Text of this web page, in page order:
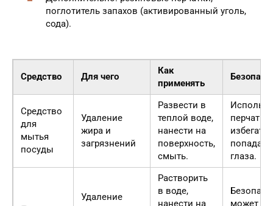
поглотитель запахов (активированный уголь,
сода).
Средство Для чего
Как
применять
Средство
для
мытья
посуды
Удаление
жира и
загрязнений
Развести в
теплой воде,
нанести на
поверхность,
смыть.
перчатки,
избегать
глаза.
Удаление
Растворить
в воде,
нанести на
может